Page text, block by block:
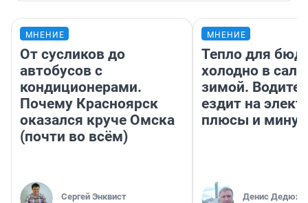
МНЕНИЕ
От сусликов до
автобусов с
кондиционерами.
Почему Красноярск
оказался круче Омска
(почти во всём)
Сергей Энквист
МНЕНИЕ
Тепло для
холодно в
зимой.
ездит на
плюсы и
Денис